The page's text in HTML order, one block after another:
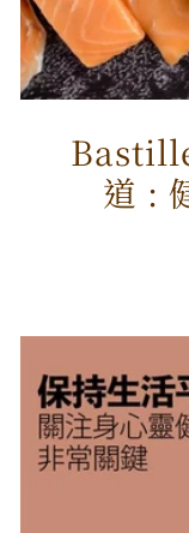
道 :